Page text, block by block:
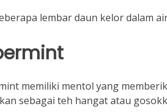
lembar daun kelor dalam
memiliki mentol yang
sebagai teh hangat atau